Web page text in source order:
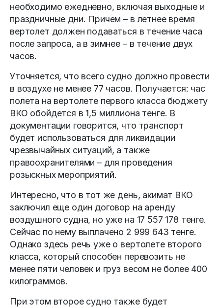
необходимо ежедневно, включая выходные и
праздничные дни. Причем – в летнее время
вертолет должен подаваться в течение часа
после запроса, а в зимнее – в течение двух
часов.
Уточняется, что всего судно должно провести
в воздухе не менее 77 часов. Получается: час
полета на вертолете первого класса бюджету
ВКО обойдется в 1,5 миллиона тенге. В
документации говорится, что транспорт
будет использоваться для ликвидации
чрезвычайных ситуаций, а также
правоохранителями – для проведения
розыскных мероприятий.
Интересно, что в тот же день, акимат ВКО
заключил еще один договор на аренду
воздушного судна, но уже на 17 557 178 тенге.
Сейчас по нему выплачено 2 999 643 тенге.
Однако здесь речь уже о вертолете второго
класса, который способен перевозить не
менее пяти человек и груз весом не более 400
килограммов.
При этом второе судно также будет